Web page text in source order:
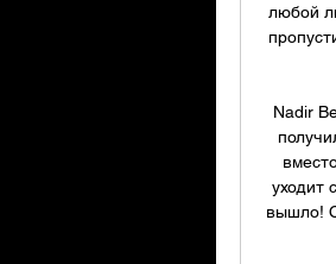
любой
Nadir
уходит
вышло!